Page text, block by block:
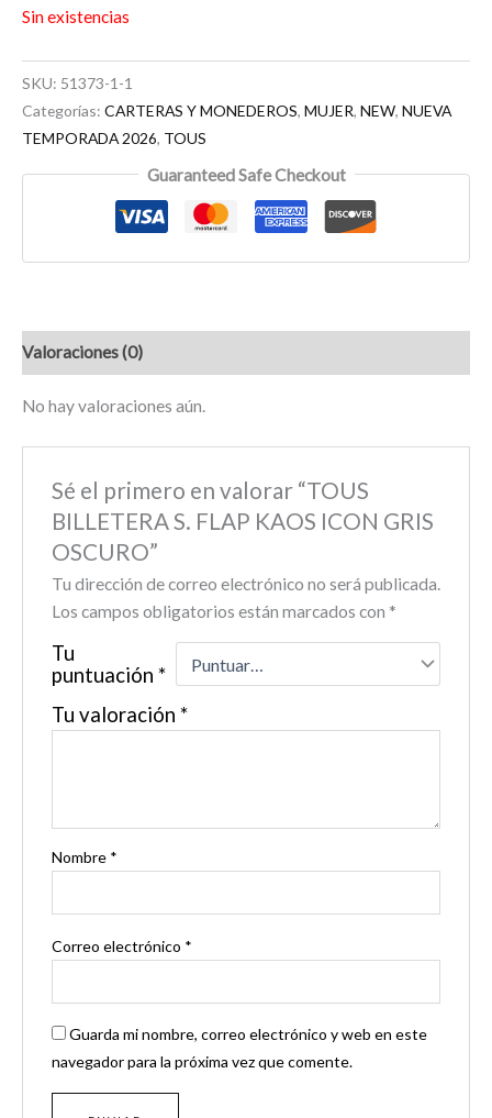
Sin existencias
SKU: 51373-1-1
Categorías: CARTERAS Y MONEDEROS, MUJER, NEW, NUEVA
TEMPORADA 2026, TOUS
Guaranteed Safe Checkout
Valoraciones (0)
No hay valoraciones aún.
Sé el primero en valorar “TOUS
BILLETERA S. FLAP KAOS ICON GRIS
OSCURO”
Tu dirección de correo electrónico no será publicada.
Los campos obligatorios están marcados con *
Tu
puntuación *
Tu valoración *
Nombre *
Correo electrónico *
Guarda mi nombre, correo electrónico y web en este
navegador para la próxima vez que comente.